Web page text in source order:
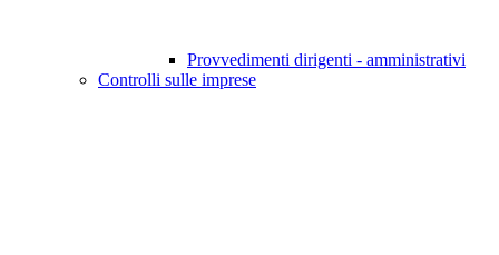
Provvedimenti dirigenti - amministrativi
Controlli sulle imprese